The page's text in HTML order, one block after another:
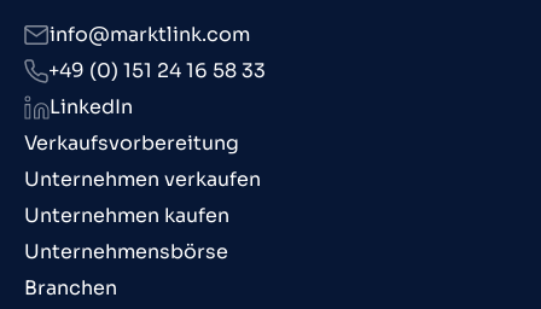
Verkaufsvorbereitung
Unternehmen verkaufen
Unternehmen kaufen
Unternehmensbörse
Branchen
info@marktlink.com
+49 (0) 151 24 16 58 33
LinkedIn